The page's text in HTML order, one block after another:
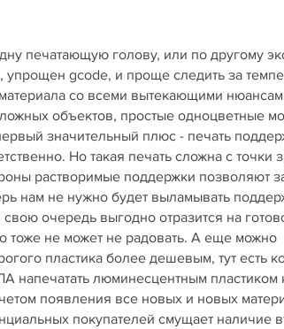
печатающую голову, или по другому
gcode, и проще следить за
со всеми вытекающими
объектов, простые одноцветные
значительный плюс - печать
Но такая печать сложна с точки
растворимые поддержки позволяют
нам не нужно будет выламывать
очередь выгодно отразится на
тоже не может не радовать. А еще можно
пластика более дешевым, тут есть
люминесцентным пластиком
появления все новых и новых
покупателей смущает наличие